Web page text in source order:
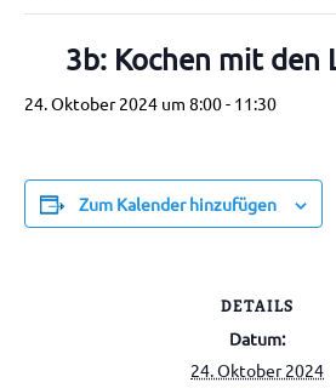
3b: Kochen mit den
24. Oktober 2024 um 8:00- 11:30
Zum Kalender hinzufügen
DETAILS
Datum:
24. Oktober 2024